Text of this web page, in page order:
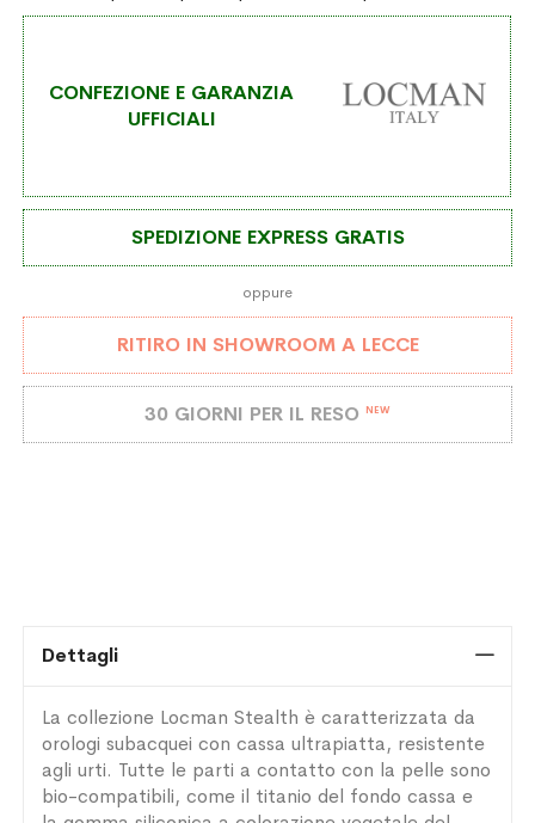
CONFEZIONE E GARANZIA
UFFICIALI
SPEDIZIONE EXPRESS GRATIS
oppure
RITIRO IN SHOWROOM A LECCE
30 GIORNI PER IL RESO NEW
Dettagli
La collezione Locman Stealth è caratterizzata da
orologi subacquei con cassa ultrapiatta, resistente
agli urti. Tutte le parti a contatto con la pelle sono
bio-compatibili, come il titanio del fondo cassa e